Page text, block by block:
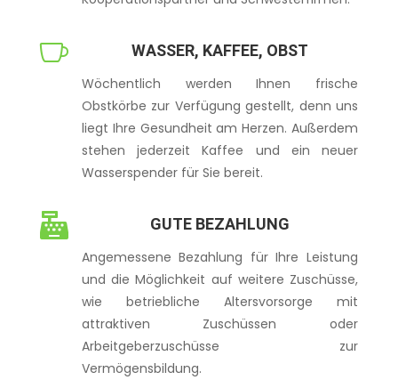
 WASSER, KAFFEE, OBST
Wöchentlich werden Ihnen frische
Obstkörbe zur Verfügung gestellt, denn uns
liegt Ihre Gesundheit am Herzen. Außerdem
stehen jederzeit Kaffee und ein neuer
Wasserspender für Sie bereit.
 GUTE BEZAHLUNG
Angemessene Bezahlung für Ihre Leistung
und die Möglichkeit auf weitere Zuschüsse,
wie betriebliche Altersvorsorge mit
attraktiven Zuschüssen oder
Arbeitgeberzuschüsse zur
Vermögensbildung.